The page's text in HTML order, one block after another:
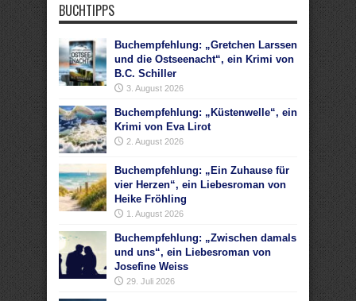
BUCHTIPPS
Buchempfehlung: „Gretchen Larssen
und die Ostseenacht“, ein Krimi von
B.C. Schiller
3. August 2026
Buchempfehlung: „Küstenwelle“, ein
Krimi von Eva Lirot
2. August 2026
Buchempfehlung: „Ein Zuhause für
vier Herzen“, ein Liebesroman von
Heike Fröhling
1. August 2026
Buchempfehlung: „Zwischen damals
und uns“, ein Liebesroman von
Josefine Weiss
29. Juli 2026